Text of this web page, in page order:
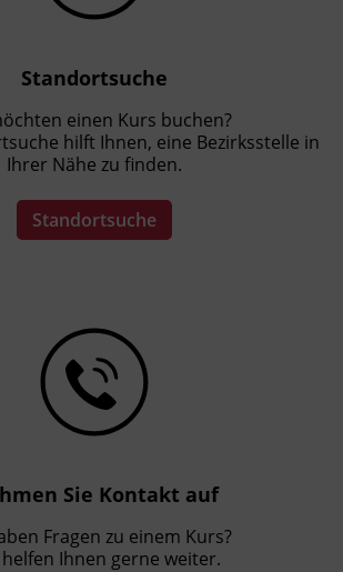
Standortsuche
einen Kurs buchen?
hilft Ihnen, eine Bezirksstelle in
Ihrer Nähe zu finden.
Standortsuche
Sie Kontakt auf
Fragen zu einem Kurs?
Ihnen gerne weiter.